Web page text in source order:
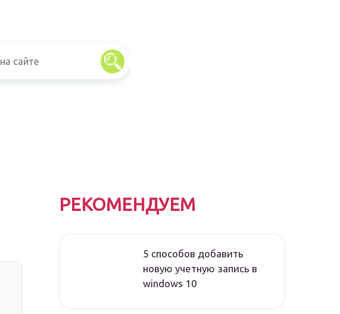
РЕКОМЕНДУЕМ
5 способов добавить
новую учетную запись в
windows 10